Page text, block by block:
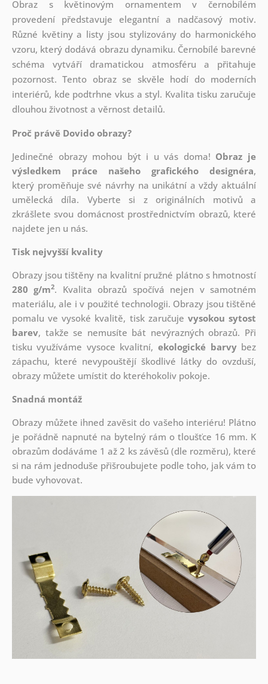
Obraz s květinovým ornamentem v černobílém
provedení představuje elegantní a nadčasový motiv.
Různé květiny a listy jsou stylizovány do harmonického
vzoru, který dodává obrazu dynamiku. Černobílé barevné
schéma vytváří dramatickou atmosféru a přitahuje
pozornost. Tento obraz se skvěle hodí do moderních
interiérů, kde podtrhne vkus a styl. Kvalita tisku zaručuje
dlouhou životnost a věrnost detailů.
Proč právě Dovido obrazy?
Jedinečné obrazy mohou být i u vás doma! Obraz je
výsledkem práce našeho grafického designéra,
který proměňuje své návrhy na unikátní a vždy aktuální
umělecká díla. Vyberte si z originálních motivů a
zkrášlete svou domácnost prostřednictvím obrazů, které
najdete jen u nás.
Tisk nejvyšší kvality
Obrazy jsou tištěny na kvalitní pružné plátno s hmotností
280 g/m2. Kvalita obrazů spočívá nejen v samotném
materiálu, ale i v použité technologii. Obrazy jsou tištěné
pomalu ve vysoké kvalitě, tisk zaručuje vysokou sytost
barev, takže se nemusíte bát nevýrazných obrazů. Při
tisku využíváme vysoce kvalitní,ekologické barvybez
zápachu, které nevypouštějí škodlivé látky do ovzduší,
obrazy můžete umístit do kteréhokoliv pokoje.
Snadná montáž
Obrazy můžete ihned zavěsit do vašeho interiéru! Plátno
je pořádně napnuté na bytelný rám o tloušťce 16 mm. K
obrazům dodáváme 1 až 2 ks závěsů (dle rozměru), které
si na rám jednoduše přišroubujete podle toho, jak vám to
bude vyhovovat.